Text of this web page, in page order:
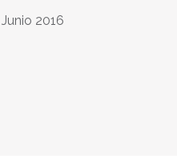
Junio 2016